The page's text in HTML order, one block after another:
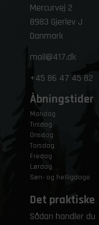
Mercurvej 2
8983 Gjerlev J
Danmark
mail@417.dk
+45 86 47 45 82
Åbningstider
Mandag
Tirsdag
Onsdag
Torsdag
Fredag
Lørdag
Søn- og helligdage
Det praktiske
Sådan handler du